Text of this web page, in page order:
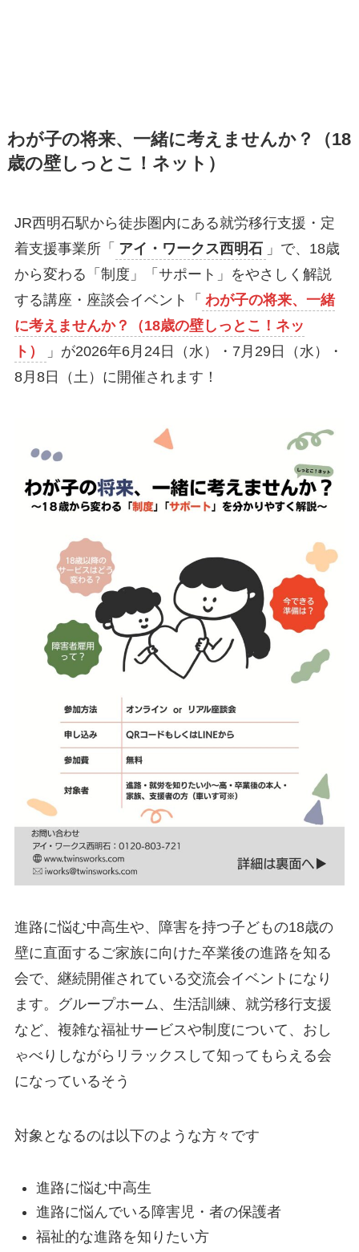
わが子の将来、一緒に考えませんか？（18
歳の壁しっとこ！ネット）
JR西明石駅から徒歩圏内にある就労移行支援・定
着支援事業所「 アイ・ワークス西明石 」で、18歳
から変わる「制度」「サポート」をやさしく解説
する講座・座談会イベント「 わが子の将来、一緒
に考えませんか？（18歳の壁しっとこ！ネッ
ト）
」が2026年6月24日（水）・7月29日（水）・
8月8日（土）に開催されます！
進路に悩む中高生や、障害を持つ子どもの18歳の
壁に直面するご家族に向けた卒業後の進路を知る
会で、継続開催されている交流会イベントになり
ます。グループホーム、生活訓練、就労移行支援
など、複雑な福祉サービスや制度について、おし
ゃべりしながらリラックスして知ってもらえる会
になっているそう
対象となるのは以下のような方々です
進路に悩む中高生
進路に悩んでいる障害児・者の保護者
福祉的な進路を知りたい方